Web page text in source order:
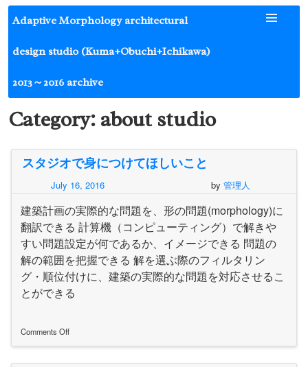
Skip
to
content
Adaptive Morphology architectural
design studio (Kuma+Obuchi+Ichikawa)
2013～2016 archive
Category: about studio
スタジオで身につけてほしいこと
July 16, 2016 by 管理人
建築計画の実際的な問題を、形の問題(morphology)に
翻訳できる 計算機（コンピューティング）で解きや
すい問題設定が何であるか、イメージできる 問題の
解の範囲を把握できる 解を選ぶ際のフィルタリン
グ・順位付けに、建築の実際的な問題を対応させるこ
とができる
Comments Off